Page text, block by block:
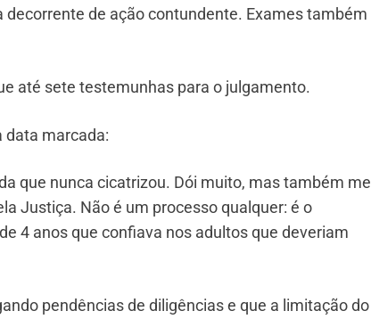
de ação contundente. Exames também
até sete testemunhas para o julgamento.
data marcada:
que nunca cicatrizou. Dói muito, mas também me
Justiça. Não é um processo qualquer: é o
4 anos que confiava nos adultos que deveriam
pendências de diligências e que a limitação do